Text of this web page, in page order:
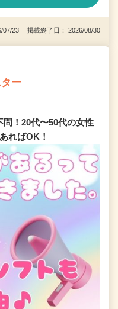
07/23 掲載終了日： 2026/08/30
ー
！20代〜50代の女性
ればOK！